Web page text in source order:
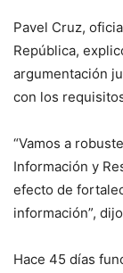
Pavel Cruz,
República,
argumentación
con los
“Vamos a
Información y
efecto de
información”,
Hace 45 días